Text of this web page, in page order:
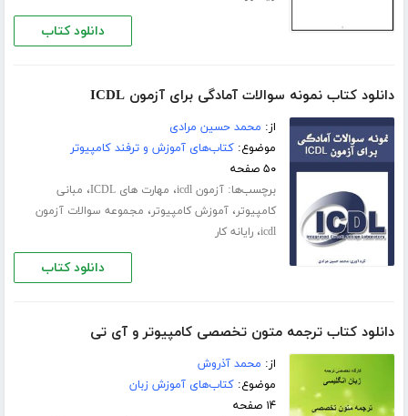
دانلود کتاب
دانلود کتاب نمونه سوالات آمادگی برای آزمون ICDL
از: محمد حسین مرادی
موضوع:کتاب‌های آموزش و ترفند کامپیوتر
۵۰ صفحه
برچسب‌ها:آزمون icdl ، مهارت های ICDL ، مبانی
کامپیوتر،آموزش کامپیوتر، مجموعه سوالات آزمون
icdl،رایانه کار
دانلود کتاب
دانلود کتاب ترجمه متون تخصصی کامپیوتر و آی تی
از: محمد آذروش
موضوع:کتاب‌های آموزش زبان
۱۴ صفحه